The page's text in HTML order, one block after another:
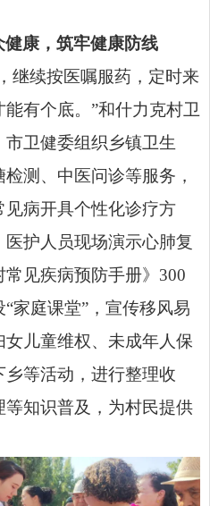
康，筑牢健康防线
继续按医嘱服药，定时来
有个底。”和什力克村卫
卫健委组织乡镇卫生
测、中医问诊等服务，
病开具个性化诊疗方
护人员现场演示心肺复
见疾病预防手册》300
家庭课堂”，宣传移风易
儿童维权、未成年人保
等活动，进行整理收
知识普及，为村民提供